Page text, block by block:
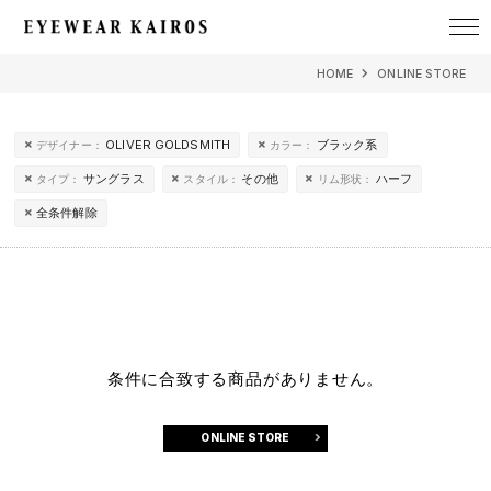
HOME ONLINE STORE
デザイナー： OLIVER GOLDSMITH カラー： ブラック系
タイプ： サングラス スタイル： その他 リム形状： ハーフ
全条件解除
条件に合致する商品がありません。
ONLINE STORE